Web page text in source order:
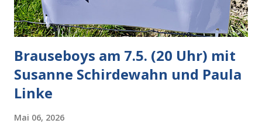
künftig in den US-amerikanischen Behörden mitarbeiten,
zuvord...
Brauseboys am 7.5. (20 Uhr) mit
Susanne Schirdewahn und Paula
Linke
Mai 06, 2026